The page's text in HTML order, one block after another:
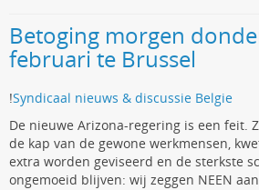
Betoging morgen
februari te Brussel
!Syndicaal nieuws & discussie Belgie
De nieuwe Arizona-regering is een feit.
de kap van de gewone werkmensen,
extra worden geviseerd en de sterkste
ongemoeid blijven: wij zeggen NEEN